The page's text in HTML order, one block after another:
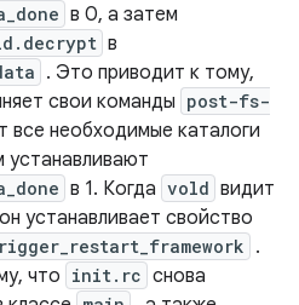
в 0, а затем
в
. Это приводит к тому,
свои команды post-fs-
все необходимые каталоги
устанавливают
в 1. Когда vold видит
устанавливает свойство
.
что init.rc снова